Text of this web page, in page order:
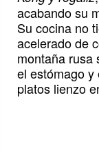
acabando su
Su cocina no
acelerado de
montaña rusa
el estómago y
platos lienzo